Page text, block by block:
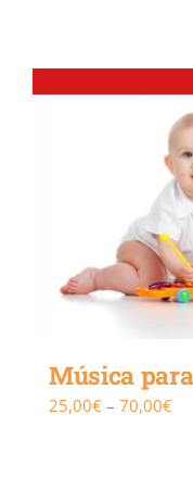
Música
25,00€ – 70,00€